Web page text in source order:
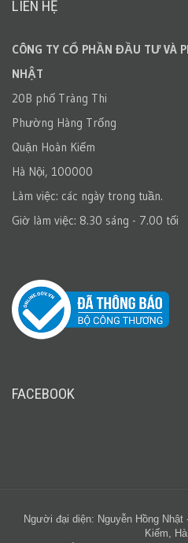
LIÊN HỆ
CÔNG TY CỔ PHẦN ĐẦU TƯ VÀ
NHẬT
20B phố Tràng Thi
Phường Hàng Trống
Quận Hoàn Kiếm
Hà Nội, 100000
Làm việc: các ngày trong tuần.
Giờ làm việc: 8.30 sáng - 7.00 tối
FACEBOOK
Người đại diện: Nguyễn Hồng
Kiếm, Hà